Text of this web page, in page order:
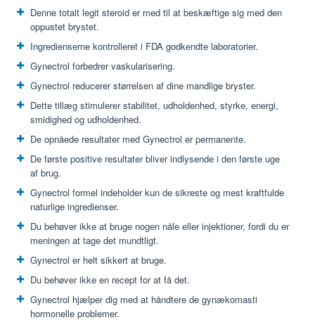
Denne totalt legit steroid er med til at beskæftige sig med den
oppustet brystet.
Ingredienserne kontrolleret i FDA godkendte laboratorier.
Gynectrol forbedrer vaskularisering.
Gynectrol reducerer størrelsen af ​​dine mandlige bryster.
Dette tillæg stimulerer stabilitet, udholdenhed, styrke, energi,
smidighed og udholdenhed.
De opnåede resultater med Gynectrol er permanente.
De første positive resultater bliver indlysende i den første uge
af brug.
Gynectrol formel indeholder kun de sikreste og mest kraftfulde
naturlige ingredienser.
Du behøver ikke at bruge nogen nåle eller injektioner, fordi du er
meningen at tage det mundtligt.
Gynectrol er helt sikkert at bruge.
Du behøver ikke en recept for at få det.
Gynectrol hjælper dig med at håndtere de gynækomasti
hormonelle problemer.